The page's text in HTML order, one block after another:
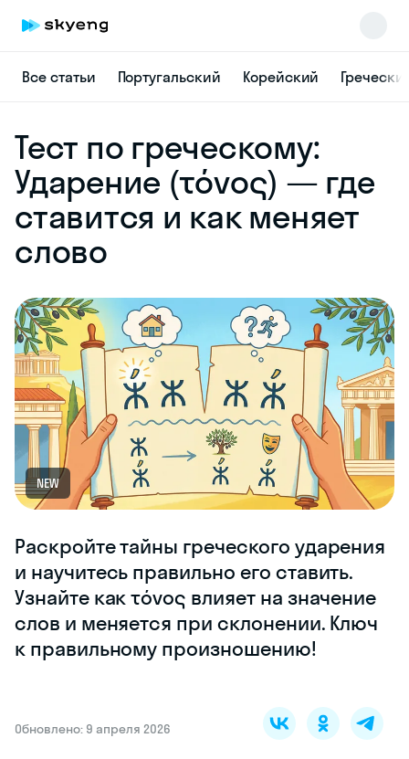
Все статьи Португальский Корейский
Тест по греческому:
Ударение (τόνος) — где
ставится и как меняет
слово
NEW
Раскройте тайны греческого ударения
и научитесь правильно его ставить.
Узнайте как τόνος влияет на значение
слов и меняется при склонении. Ключ
к правильному произношению!
Обновлено: 9 апреля 2026
online